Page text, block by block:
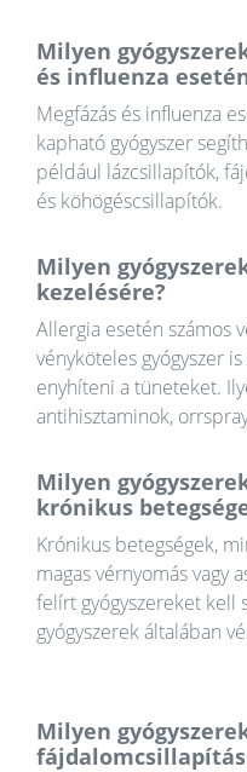
Milyen
és influenza
Megfázás és influenza
kapható gyógyszer
például lázcsillapítók,
és köhögéscsillapítók.
Milyen
kezelésére?
Allergia esetén számos
vényköteles gyógyszer
enyhíteni a tüneteket.
antihisztaminok,
Milyen
krónikus
Krónikus betegségek,
magas vérnyomás vagy
felírt gyógyszereket kell
gyógyszerek általában
Milyen